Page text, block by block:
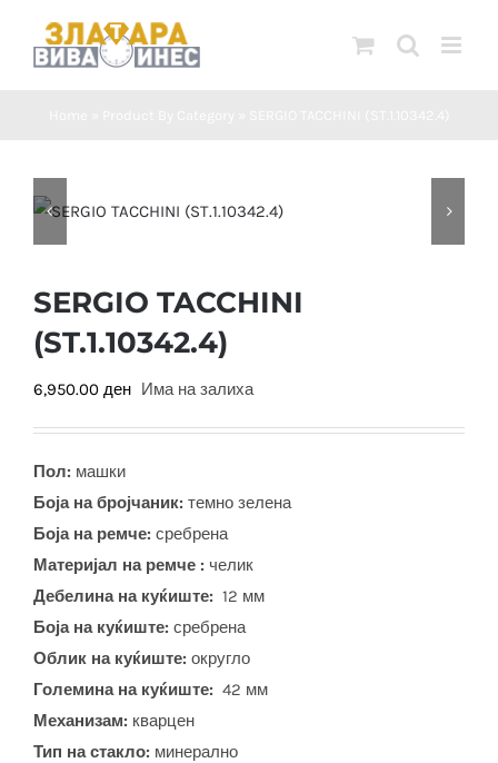
SERGIO TACCHINI
(ST.1.10342.4)
6,950.00 ден Има на залиха
Пол: машки
Боја на бројчаник: темно зелена
Боја на ремче: сребрена
Материјал на ремче : челик
Дебелина на куќиште: 12 мм
Боја на куќиште: сребрена
Облик на куќиште: округло
Големина на куќиште: 42 мм
Механизам: кварцен
Тип на стакло: минерално